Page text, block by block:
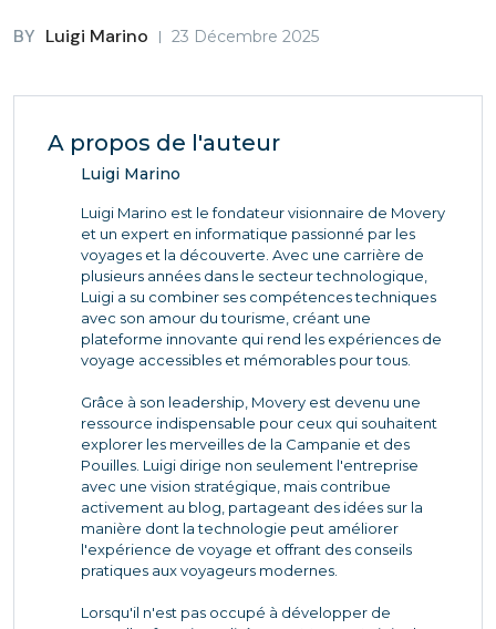
BY Luigi Marino 23 Décembre 2025
A propos de l'auteur
Luigi Marino
Luigi Marino est le fondateur visionnaire de Movery
et un expert en informatique passionné par les
voyages et la découverte. Avec une carrière de
plusieurs années dans le secteur technologique,
Luigi a su combiner ses compétences techniques
avec son amour du tourisme, créant une
plateforme innovante qui rend les expériences de
voyage accessibles et mémorables pour tous.
Grâce à son leadership, Movery est devenu une
ressource indispensable pour ceux qui souhaitent
explorer les merveilles de la Campanie et des
Pouilles. Luigi dirige non seulement l'entreprise
avec une vision stratégique, mais contribue
activement au blog, partageant des idées sur la
manière dont la technologie peut améliorer
l'expérience de voyage et offrant des conseils
pratiques aux voyageurs modernes.
Lorsqu'il n'est pas occupé à développer de